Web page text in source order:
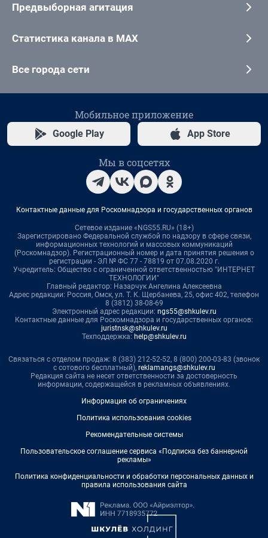
Предвыборная агитация
Статистика канала в MAX
Все города сети
Мобильное приложение
Google Play App Store
Мы в соцсетях
Контактные данные для Роскомнадзора и государственных органов
Сетевое издание «NGS55.RU» (18+)
Зарегистрировано Федеральной службой по надзору в сфере связи,
информационных технологий и массовых коммуникаций
(Роскомнадзор). Регистрационный номер и дата принятия решения о
регистрации - ЭЛ № ФС 77 - 78819 от 07.08.2020 г.
Учредитель: Общество с ограниченной ответственностью "ИНТЕРНЕТ
ТЕХНОЛОГИИ"
Главный редактор: Назарчук Ангелина Алексеевна
Адрес редакции: Россия, Омск, ул. Т. К. Щербанева, 25, офис 402, телефон
8 (3812) 38-08-69
Электронный адрес редакции: ngs55@shkulev.ru
Контактные данные для Роскомнадзора и государственных органов:
juristnsk@shkulev.ru
Техподдержка: help@shkulev.ru
Связаться с отделом продаж: 8 (383) 212-52-52, 8 (800) 200-03-83 (звонок
с сотового бесплатный), reklamangs@shkulev.ru
Редакция сайта не несет ответственности за достоверность
информации, содержащейся в рекламных объявлениях.
Информация об ограничениях
Политика использования cookies
Рекомендательные системы
Пользовательское соглашение сервиса «Подписка без баннерной
рекламы»
Политика конфиденциальности и обработки персональных данных и
правила использования сайта